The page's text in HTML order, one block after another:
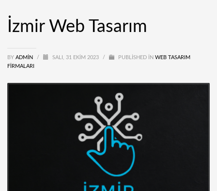
İzmir Web Tasarım
BY ADMIN / SALI, 31 EKIM 2023 / PUBLISHED IN WEB TASARIM
FIRMALARI